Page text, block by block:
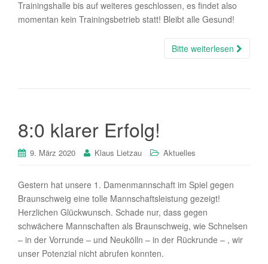
Trainingshalle bis auf weiteres geschlossen, es findet also
momentan kein Trainingsbetrieb statt! Bleibt alle Gesund!
Bitte weiterlesen
8:0 klarer Erfolg!
9. März 2020 Klaus Lietzau Aktuelles
Gestern hat unsere 1. Damenmannschaft im Spiel gegen
Braunschweig eine tolle Mannschaftsleistung gezeigt!
Herzlichen Glückwunsch. Schade nur, dass gegen
schwächere Mannschaften als Braunschweig, wie Schnelsen
– in der Vorrunde – und Neukölln – in der Rückrunde – , wir
unser Potenzial nicht abrufen konnten.